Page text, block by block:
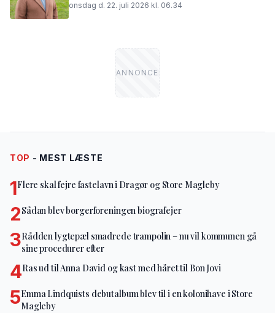
onsdag d. 22. juli 2026 kl. 06.34
TOP - MEST LÆSTE
1Flere skal fejre fastelavn i Dragør og Store Magleby
2Sådan blev borgerforeningen biografejer
3Rådden lygtepæl smadrede trampolin – nu vil kommunen gå
sine procedurer efter
4Ras ud til Anna David og kast med håret til Bon Jovi
5Emma Lindquists debutalbum blev til i en kolonihave i Store
Magleby